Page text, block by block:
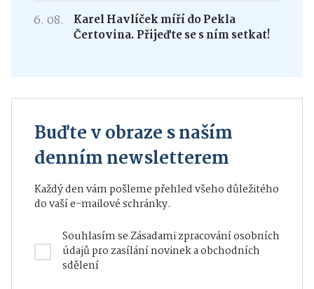
6. 08.
Karel Havlíček míří do Pekla
Čertovina. Přijeďte se s ním setkat!
Buďte v obraze s naším
denním newsletterem
Každý den vám pošleme přehled všeho důležitého
do vaší e-mailové schránky.
Souhlasím se Zásadami zpracování osobních
údajů pro zasílání novinek a obchodních
sdělení